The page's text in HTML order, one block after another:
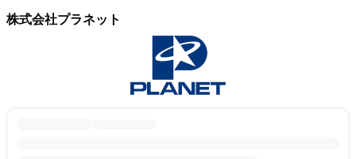
株式会社プラネット